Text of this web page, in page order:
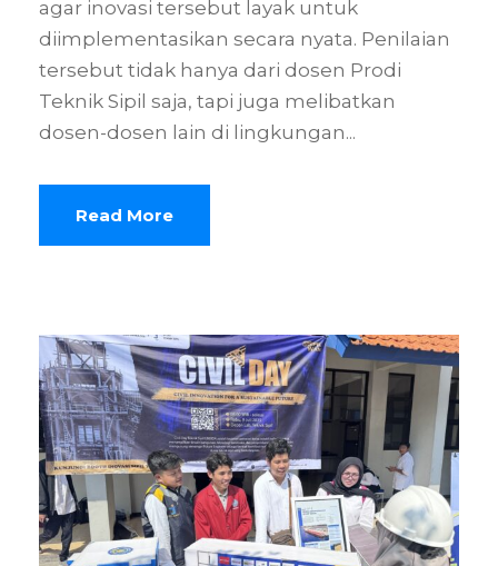
agar inovasi tersebut layak untuk
diimplementasikan secara nyata. Penilaian
tersebut tidak hanya dari dosen Prodi
Teknik Sipil saja, tapi juga melibatkan
dosen-dosen lain di lingkungan...
Read More